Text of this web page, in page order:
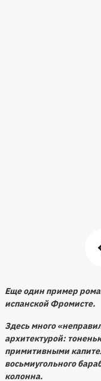
Еще один пример
испанской Фромисте.
Здесь много
архитектурой:
примитивными
восьмиугольного
колонна.